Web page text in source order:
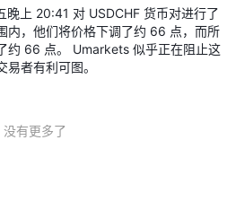
晚上 20:41 对 USDCHF 货币对进行了
内，他们将价格下调了约 66 点，而所
约 66 点。 Umarkets 似乎正在阻止这
者有利可图。
没有更多了